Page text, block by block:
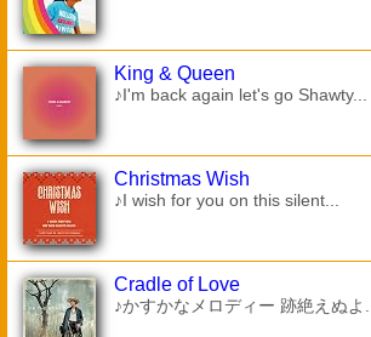
King & Queen
♪I'm back again let's go Shawty...
Christmas Wish
♪I wish for you on this silent...
Cradle of Love
♪かすかなメロディー 跡絶えぬよ...